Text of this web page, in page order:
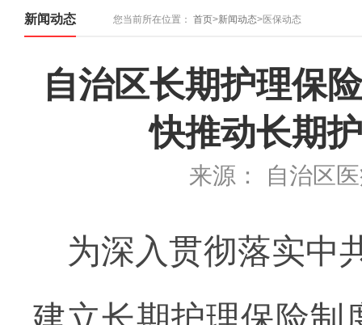
新闻动态 您当前所在位置： 首页>新闻动态>医保动态
自治区长期护理保
快推动长期
来源： 自治区
为深入贯彻落实中